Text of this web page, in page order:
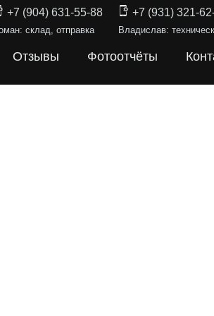
+7 (904) 631-55-88
склад, отправка
+7 (931) 321-
Владислав:
Отзывы Фотоотчёты